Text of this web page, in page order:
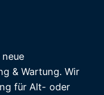
& Wartung. Wir
für Alt- oder